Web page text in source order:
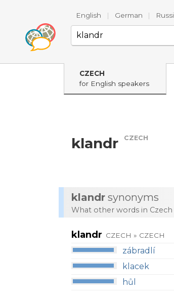
English | German |
CZECH
for English speakers
klandr CZECH
klandr synonyms
What other words in
klandr CZECH » CZECH
zábradlí
klacek
hůl